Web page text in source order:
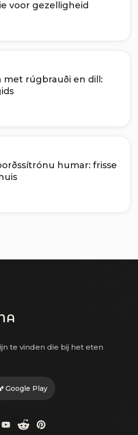
voor gezelligheid
met rúgbrauði en dill:
humar: frisse
te vinden die bij het eten
Google Play